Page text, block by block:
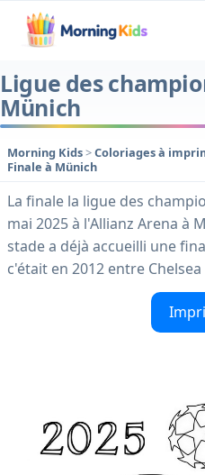
Ligue des
Münich
Morning Kids>Coloriages à
Finale à Münich
La finale la ligue des
mai 2025 à l'Allianz Arena à
stade a déjà accueilli une
c'était en 2012 entre